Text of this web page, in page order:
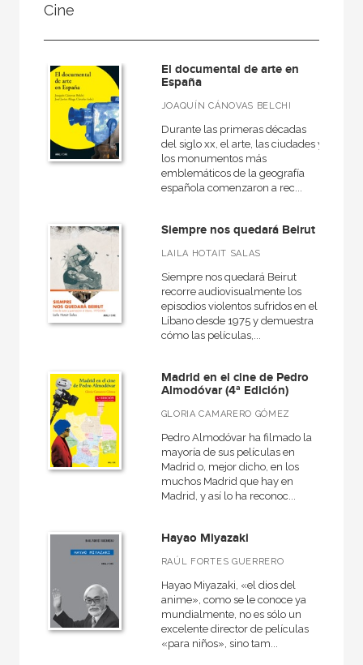
50 Aniversario
A fondo
Ágora / Teoría
Akadémica
Akal Infantil
Anverso
Arquitectura
Arquitectura (textos de arquitectura)
VER TODAS... (148)
MATERIAS
Actualidad
Ciencias humanas y sociales
Ciencias naturales y técnicas
No - Ficción
Salud
Texto escolar
Cine
El documental de arte en
España
JOAQUÍN CÁNOVAS BELCHI
Durante las primeras décadas
del siglo xx, el arte, las ciudades y
los monumentos más
emblemáticos de la geografía
española comenzaron a rec...
Siempre nos quedará Beirut
LAILA HOTAIT SALAS
Siempre nos quedará Beirut
recorre audiovisualmente los
episodios violentos sufridos en el
Líbano desde 1975 y demuestra
cómo las películas,...
Madrid en el cine de Pedro
Almodóvar (4ª Edición)
GLORIA CAMARERO GÓMEZ
Pedro Almodóvar ha filmado la
mayoría de sus películas en
Madrid o, mejor dicho, en los
muchos Madrid que hay en
Madrid, y así lo ha reconoc...
Hayao Miyazaki
RAÚL FORTES GUERRERO
Hayao Miyazaki, «el dios del
anime», como se le conoce ya
mundialmente, no es sólo un
excelente director de películas
«para niños», sino tam...